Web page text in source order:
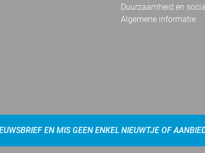
Duurzaamheid en
Algemene informatie
EN MIS GEEN ENKEL NIEUWTJE OF